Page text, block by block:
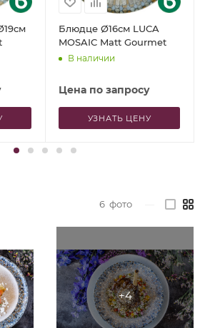
Блюдце Ø16см LUCA
MOSAIC Matt Gourmet
В наличии
Цена по запросу
УЗНАТЬ ЦЕНУ
6 фото